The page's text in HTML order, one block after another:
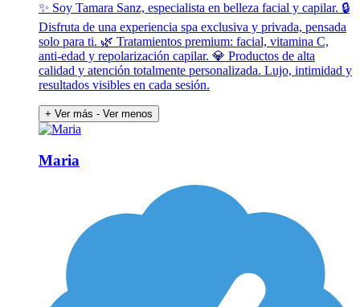
✨ Soy Tamara Sanz, especialista en belleza facial y capilar. 🔒
Disfruta de una experiencia spa exclusiva y privada, pensada
solo para ti. 🌿 Tratamientos premium: facial, vitamina C,
anti-edad y repolarización capilar. 💎 Productos de alta
calidad y atención totalmente personalizada. Lujo, intimidad y
resultados visibles en cada sesión.
+ Ver más - Ver menos
Maria